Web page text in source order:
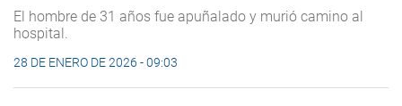
El hombre de 31 años fue apuñalado y murió camino al
hospital.
28 DE ENERO DE 2026 - 09:03